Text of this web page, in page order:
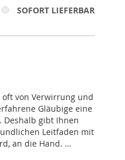
SOFORT LIEFERBAR
von Verwirrung und
Gläubige eine
Deshalb gibt Ihnen
Leitfaden mit
an die Hand. …